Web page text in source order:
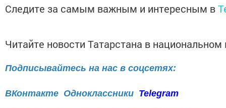
Следите за самым важным и интересным в
Читайте новости Татарстана в
Подписывайтесь на нас в соцсетях:
ВКонтакте Одноклассники Telegram